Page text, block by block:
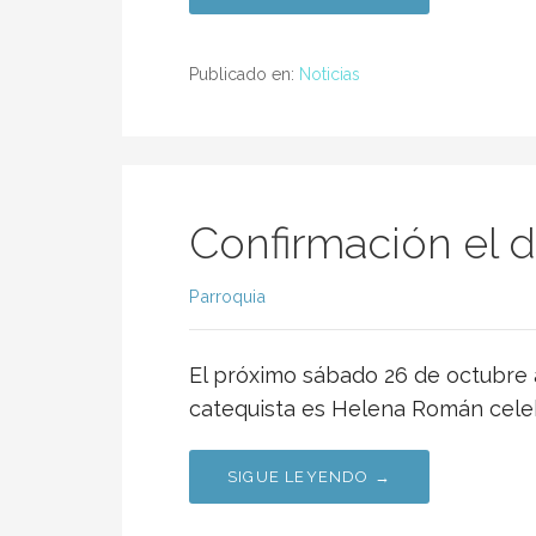
Publicado en: Noticias
Confirmación el
Parroquia
El próximo sábado 26 de octubre
catequista es Helena Román
SIGUE LEYENDO →